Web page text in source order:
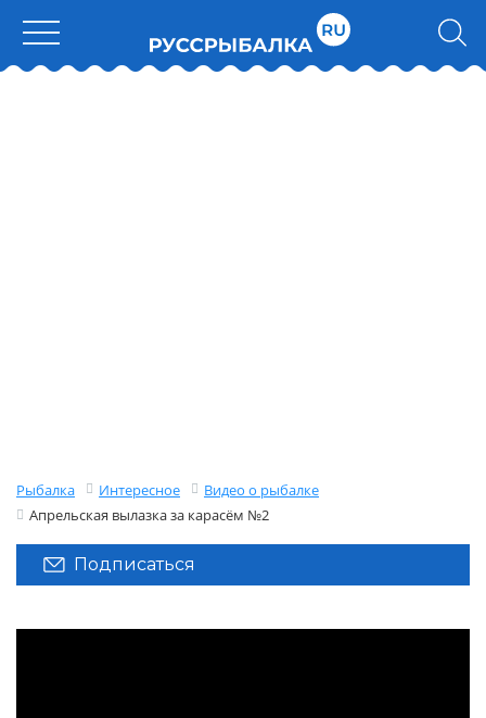
Рыбалка Интересное
Видео о рыбалке
Апрельская вылазка за карасём №2
Подписаться